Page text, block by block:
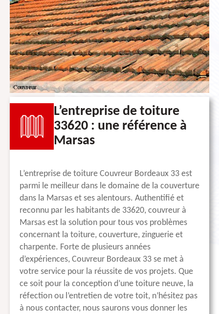
L’entreprise de toiture
33620 : une référence à
Marsas
L’entreprise de toiture Couvreur Bordeaux 33 est
parmi le meilleur dans le domaine de la couverture
dans la Marsas et ses alentours. Authentifié et
reconnu par les habitants de 33620, couvreur à
Marsas est la solution pour tous vos problèmes
concernant la toiture, couverture, zinguerie et
charpente. Forte de plusieurs années
d’expériences, Couvreur Bordeaux 33 se met à
votre service pour la réussite de vos projets. Que
ce soit pour la conception d’une toiture neuve, la
réfection ou l’entretien de votre toit, n’hésitez pas
à nous contacter, nous saurons vous donner les